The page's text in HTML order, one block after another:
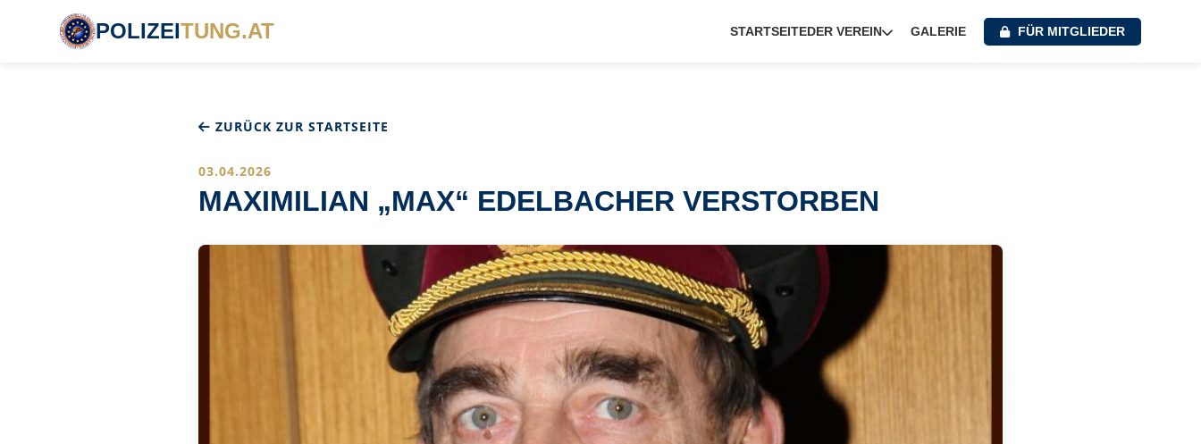
POLIZEITUNG.AT STARTSEITEDER VEREIN GALERIE FÜR MITGLIEDER
ZURÜCK ZUR STARTSEITE
03.04.2026
MAXIMILIAN „MAX“ EDELBACHER VERSTORBEN